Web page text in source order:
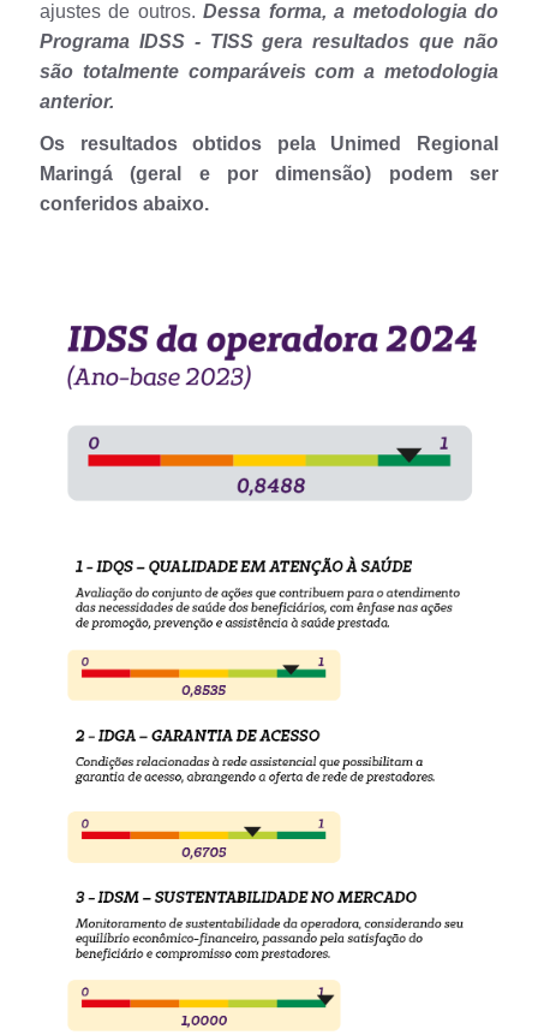
ajustes de outros.Dessa forma, a metodologia do
Programa IDSS - TISS gera resultados que não
são totalmente comparáveis com a metodologia
anterior.
Os resultados obtidos pela Unimed Regional
Maringá (geral e por dimensão) podem ser
conferidos abaixo.